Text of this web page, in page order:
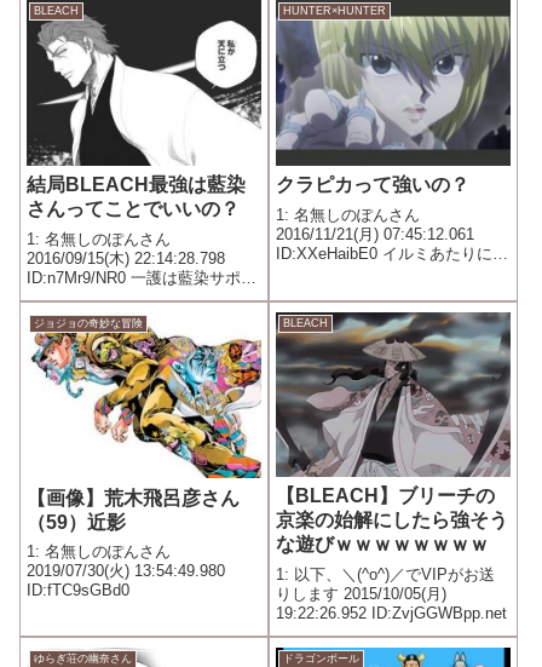
BLEACH
結局BLEACH最強は藍染
さんってことでいいの？
1: 名無しのぽんさん
2016/09/15(木) 22:14:28.798
ID:n7Mr9/NR0 一護は藍染サポー
トでユーハバッハに勝てたわけ
だし 藍染さんは結局卍解ですら
出さずじまい
HUNTER×HUNTER
クラピカって強いの？
1: 名無しのぽんさん
2016/11/21(月) 07:45:12.061
ID:XXeHaibE0 イルミあたりにボ
ジョジョの奇妙な冒険
【画像】荒木飛呂彦さん
（59）近影
1: 名無しのぽんさん
2019/07/30(火) 13:54:49.980
ID:fTC9sGBd0
BLEACH
【BLEACH】ブリーチの
京楽の始解にしたら強そう
な遊びｗｗｗｗｗｗｗｗ
1: 以下、＼(^o^)／でVIPがお送
りします 2015/10/05(月)
19:22:26.952 ID:ZvjGGWBpp.net
ゆらぎ荘の幽奈さん ドラゴンボール